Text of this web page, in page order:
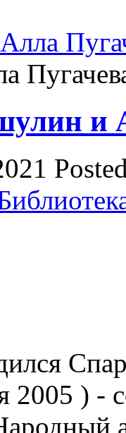
Алла
и
) -